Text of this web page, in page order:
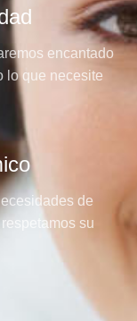
encantado
lo que necesite
de
su